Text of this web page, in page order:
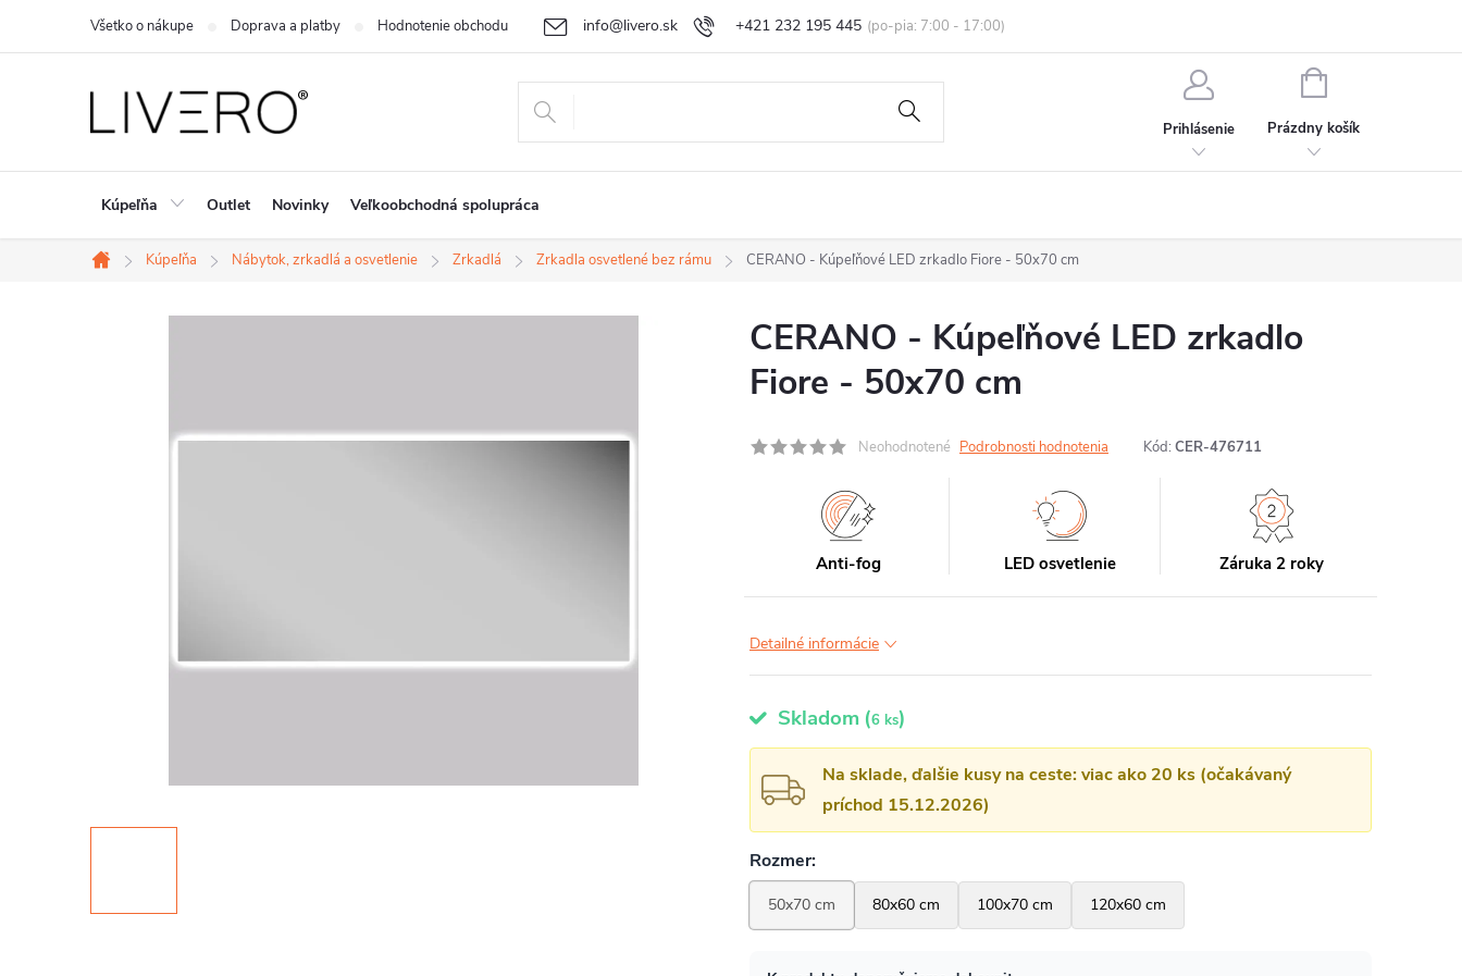
+421 232 195 445
info@livero.sk
Všetko o nákupe Doprava a platby Hodnotenie obchodu Vrátenie tovaru a reklamácia Obchodné podmienky Podmienky ochrany osobných údajov
Prihlásenie
NÁKUPNÝ
Prázdny košík
Kúpeľňa Outlet Novinky Veľkoobchodná spolupráca
Domov
Kúpeľňa Nábytok, zrkadlá a osvetlenie Zrkadlá Zrkadla osvetlené bez rámu CERANO - Kúpeľňové LED zrkadlo Fiore - 50x70 cm
CERANO - Kúpeľňové LED zrkadlo
Fiore - 50x70 cm
Neohodnotené Podrobnosti hodnotenia Kód: CER-476711
Anti-fog LED osvetlenie Záruka 2 roky
Detailné informácie
Skladom (6 ks)
Na sklade, ďalšie kusy na ceste: viac ako 20 ks (očakávaný
príchod 15.12.2026)